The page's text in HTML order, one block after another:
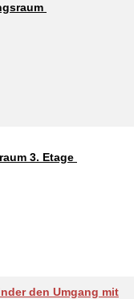
3. Etage
den Umgang mit